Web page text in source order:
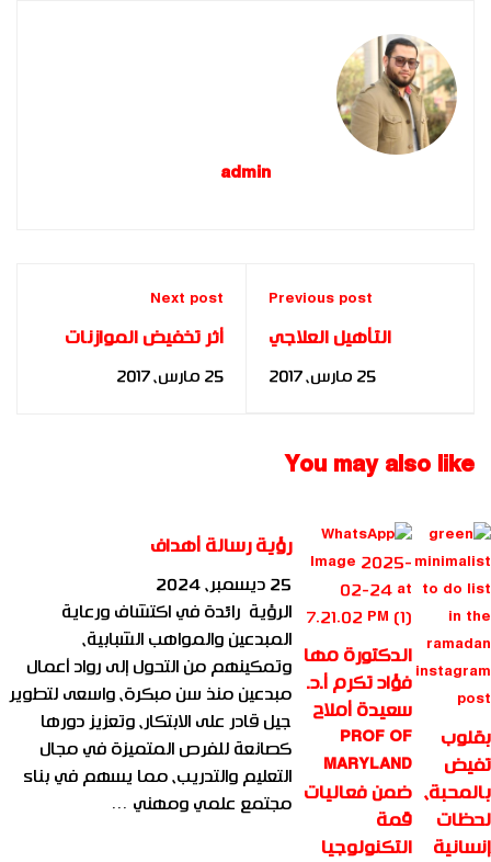
admin
Previous post
التأهيل العلاجي
25 مارس، 2017
Next post
أثر تخفيض الموازنات
25 مارس، 2017
You may also like
بقلوب
تفيض
بالمحبة،
لحظات
إنسانية
الدكتورة مها
فؤاد تكرم أ.د.
سعيدة أملاح
PROF OF
MARYLAND
ضمن فعاليات
قمة
التكنولوجيا
رؤية رسالة أهداف
25 ديسمبر، 2024
الرؤية رائدة في اكتشاف ورعاية
المبدعين والمواهب الشبابية،
وتمكينهم من التحول إلى رواد أعمال
مبدعين منذ سن مبكرة، واسعى لتطوير
جيل قادر على الابتكار، وتعزيز دورها
كصانعة للفرص المتميزة في مجال
التعليم والتدريب، مما يسهم في بناء
مجتمع علمي ومهني …